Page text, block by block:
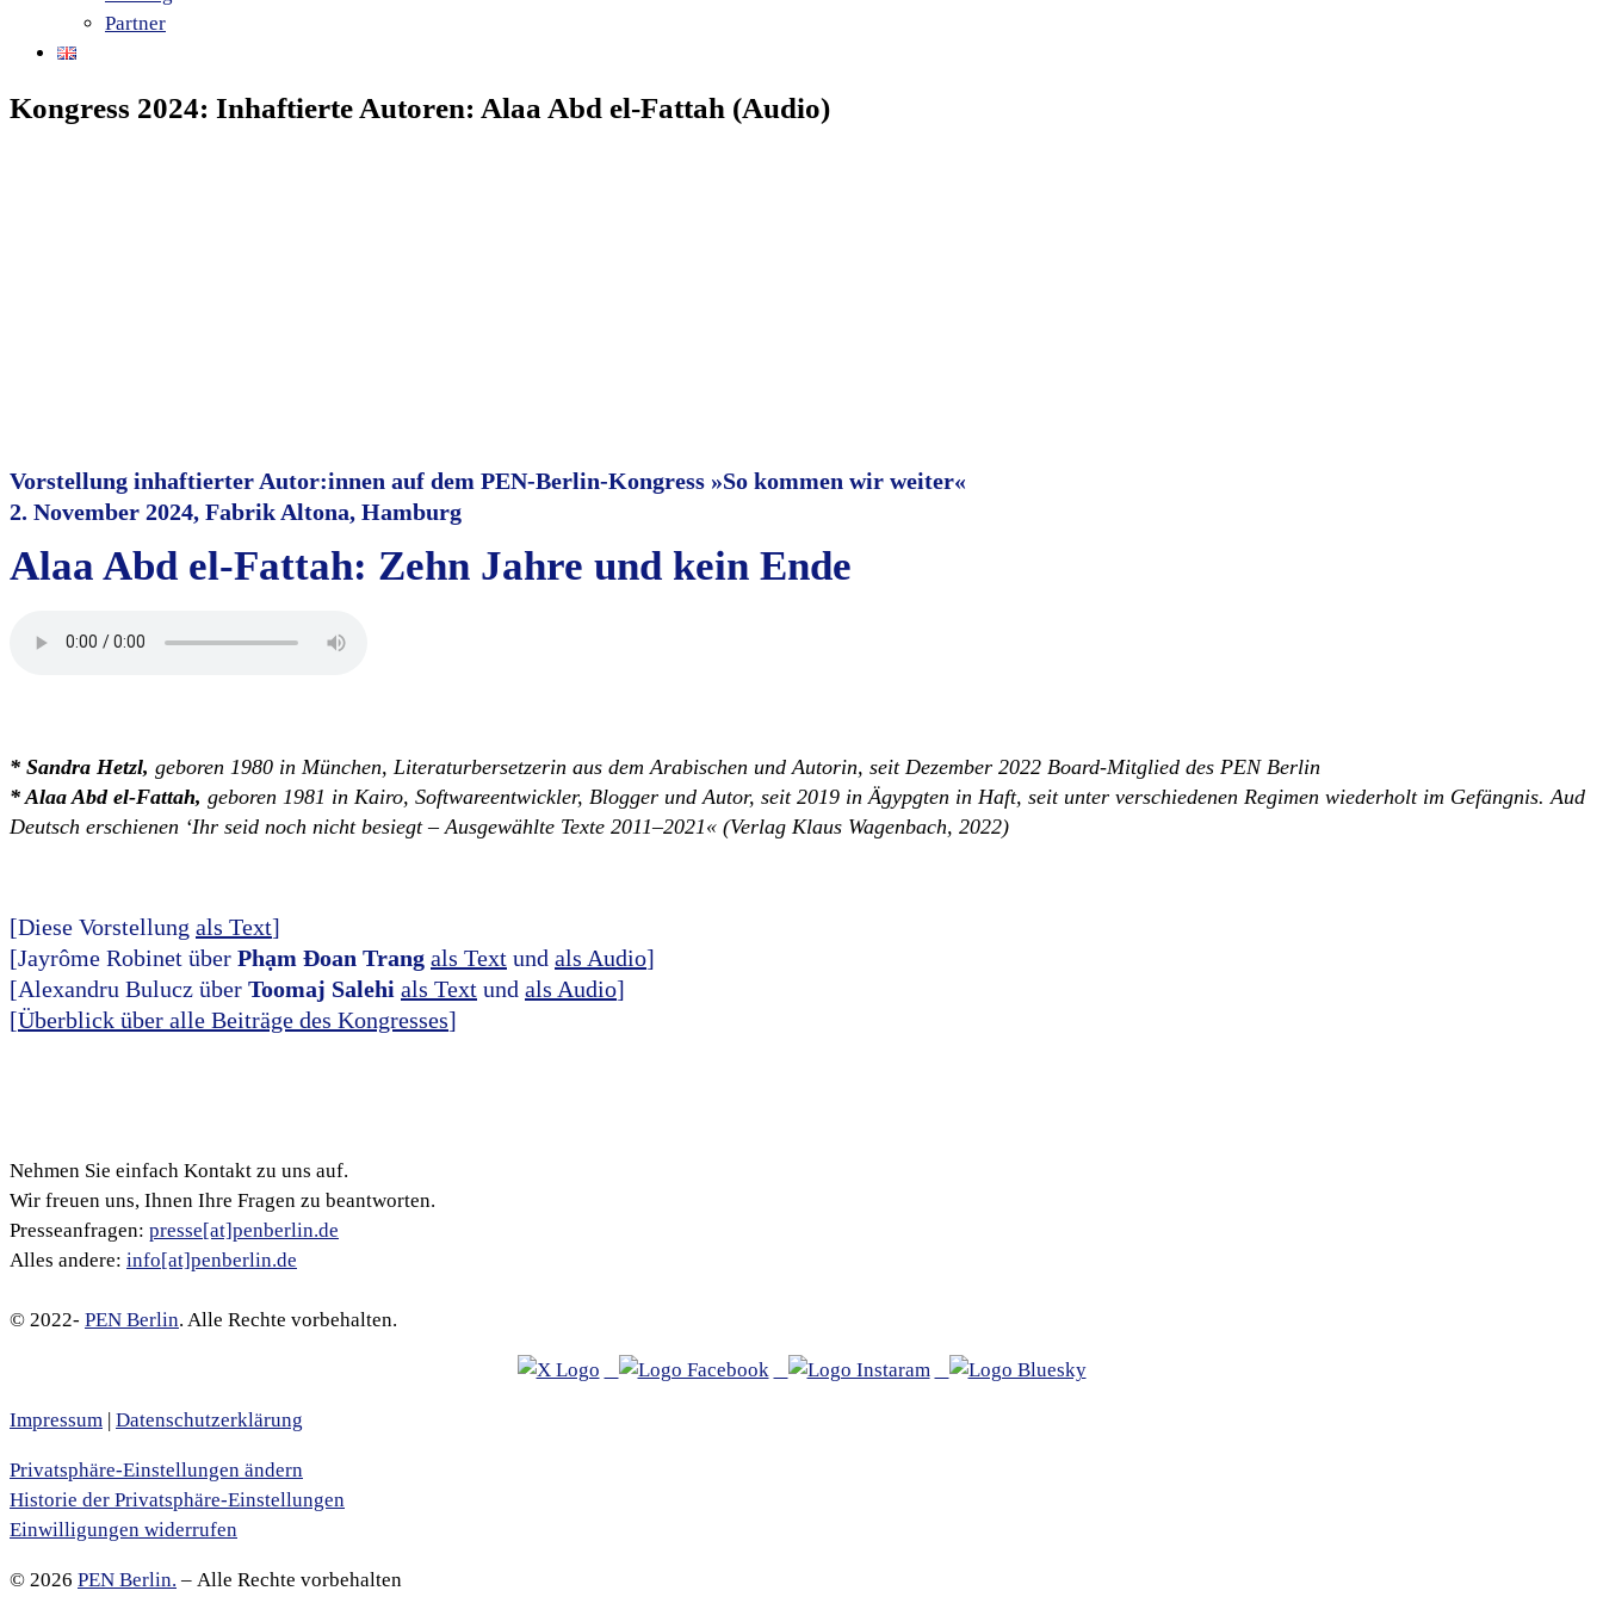
Partner
Kongress 2024: Inhaftierte Autoren: Alaa Abd el-Fattah (Audio)
Vorstellung inhaftierter Autor:innen auf dem PEN-Berlin-Kongress »So kommen wir weiter«
2. November 2024, Fabrik Altona, Hamburg
Alaa Abd el-Fattah: Zehn Jahre und kein Ende
* Sandra Hetzl, geboren 1980 in München, Literaturbersetzerin aus dem Arabischen und Autorin, seit Dezember 2022 Board-Mitglied des PEN Berlin
* Alaa Abd el-Fattah, geboren 1981 in Kairo, Softwareentwickler, Blogger und Autor, seit 2019 in Ägypgten in Haft, seit unter verschiedenen Regimen wiederholt im Gefängnis. Aud
Deutsch erschienen ‘Ihr seid noch nicht besiegt – Ausgewählte Texte 2011–2021« (Verlag Klaus Wagenbach, 2022)
[Diese Vorstellung als Text]
[Jayrôme Robinet über Phạm Đoan Trang als Text und als Audio]
[Alexandru Bulucz über Toomaj Salehi als Text und als Audio]
[Überblick über alle Beiträge des Kongresses]
Nehmen Sie einfach Kontakt zu uns auf.
Wir freuen uns, Ihnen Ihre Fragen zu beantworten.
Presseanfragen: presse[at]penberlin.de
Alles andere: info[at]penberlin.de
© 2022- PEN Berlin. Alle Rechte vorbehalten.
Impressum | Datenschutzerklärung
Privatsphäre-Einstellungen ändern
Historie der Privatsphäre-Einstellungen
Einwilligungen widerrufen
© 2026 PEN Berlin. – Alle Rechte vorbehalten